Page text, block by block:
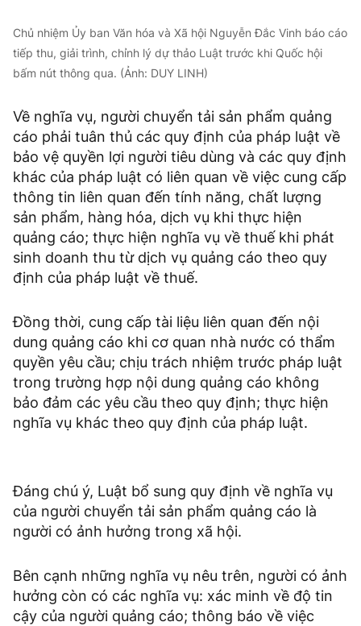
Chủ nhiệm Ủy ban Văn hóa và Xã hội Nguyễn Đắc Vinh báo cáo
tiếp thu, giải trình, chỉnh lý dự thảo Luật trước khi Quốc hội
bấm nút thông qua. (Ảnh: DUY LINH)
Về nghĩa vụ, người chuyển tải sản phẩm quảng
cáo phải tuân thủ các quy định của pháp luật về
bảo vệ quyền lợi người tiêu dùng và các quy định
khác của pháp luật có liên quan về việc cung cấp
thông tin liên quan đến tính năng, chất lượng
sản phẩm, hàng hóa, dịch vụ khi thực hiện
quảng cáo; thực hiện nghĩa vụ về thuế khi phát
sinh doanh thu từ dịch vụ quảng cáo theo quy
định của pháp luật về thuế.
Đồng thời, cung cấp tài liệu liên quan đến nội
dung quảng cáo khi cơ quan nhà nước có thẩm
quyền yêu cầu; chịu trách nhiệm trước pháp luật
trong trường hợp nội dung quảng cáo không
bảo đảm các yêu cầu theo quy định; thực hiện
nghĩa vụ khác theo quy định của pháp luật.
Đáng chú ý, Luật bổ sung quy định về nghĩa vụ
của người chuyển tải sản phẩm quảng cáo là
người có ảnh hưởng trong xã hội.
Bên cạnh những nghĩa vụ nêu trên, người có ảnh
hưởng còn có các nghĩa vụ: xác minh về độ tin
cậy của người quảng cáo; thông báo về việc